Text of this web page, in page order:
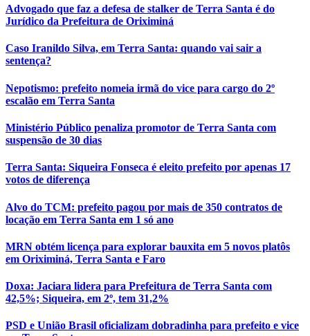
Advogado que faz a defesa de stalker de Terra Santa é do
Jurídico da Prefeitura de Oriximiná
Caso Iranildo Silva, em Terra Santa: quando vai sair a
sentença?
Nepotismo: prefeito nomeia irmã do vice para cargo do 2º
escalão em Terra Santa
Ministério Público penaliza promotor de Terra Santa com
suspensão de 30 dias
Terra Santa: Siqueira Fonseca é eleito prefeito por apenas 17
votos de diferença
Alvo do TCM: prefeito pagou por mais de 350 contratos de
locação em Terra Santa em 1 só ano
MRN obtém licença para explorar bauxita em 5 novos platôs
em Oriximiná, Terra Santa e Faro
Doxa: Jaciara lidera para Prefeitura de Terra Santa com
42,5%; Siqueira, em 2º, tem 31,2%
PSD e União Brasil oficializam dobradinha para prefeito e vice